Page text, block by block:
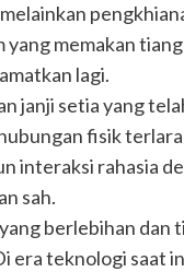
memakan
lagi.
janji setia yang
fisik
interaksi rahasia
sah.
berlebihan dan
era teknologi saat